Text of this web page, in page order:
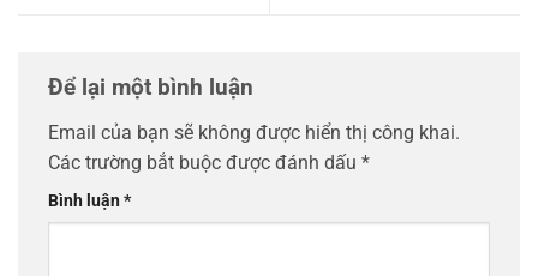
Để lại một bình luận
Email của bạn sẽ không được hiển thị công khai.
Các trường bắt buộc được đánh dấu *
Bình luận*